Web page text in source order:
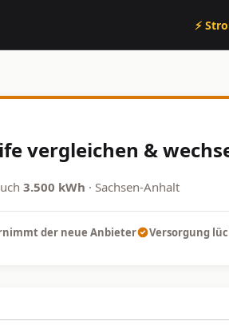
⚡
vergleichen &
3.500 kWh · Sachsen-Anhalt
der neue Anbieter Versorgung